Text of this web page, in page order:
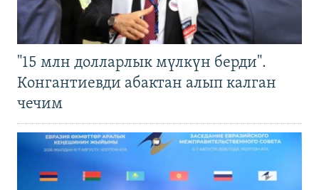
"15 млн долларлык мүлкүн берди".
Конгантиевди абактан алып калган
чечим